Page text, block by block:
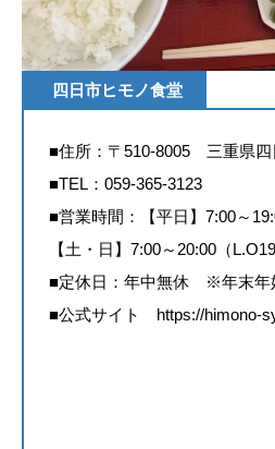
四日市ヒモノ食堂
■住所：〒510-8005 三重県四
■TEL：059-365-3123
■営業時間：【平日】7:00～
【土・日】7:00～20:00（
■定休日：年中無休 ※年末年
■公式サイト https://himono-